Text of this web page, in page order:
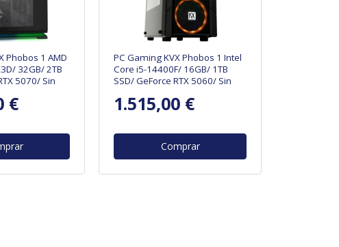
Phobos 1 AMD
32GB/ 2TB
5070/ Sin
€
PC Gaming KVX Phobos 1 Intel
Core i5-14400F/ 16GB/ 1TB
SSD/ GeForce RTX 5060/ Sin
1.515,00 €
Comprar